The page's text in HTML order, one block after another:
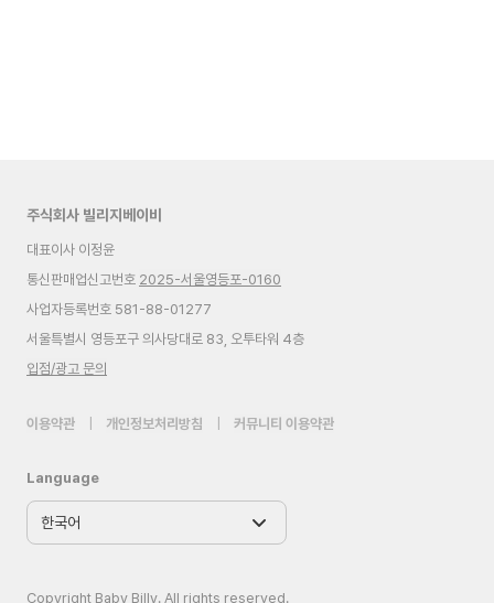
주식회사 빌리지베이비
대표이사 이정윤
통신판매업신고번호 2025-서울영등포-0160
사업자등록번호 581-88-01277
서울특별시 영등포구 의사당대로 83, 오투타워 4층
입점/광고 문의
이용약관 개인정보처리방침 커뮤니티 이용약관
Language
Copyright Baby Billy. All rights reserved.